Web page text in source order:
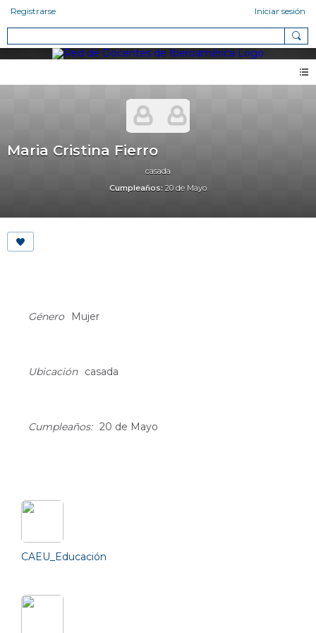
Registrarse Iniciar sesión
Maria Cristina Fierro
casada
Cumpleaños: 20 de Mayo
Género
Mujer
Ubicación casada
Cumpleaños: 20 de Mayo
CAEU_Educación